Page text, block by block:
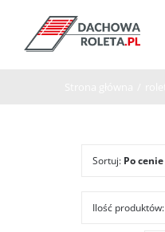
zawartości
Sortuj: Po cenie
Ilość produktów: